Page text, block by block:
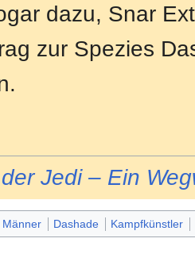
dazu, Snar
zur Spezies
Jedi – Ein
Männer Dashade Kampfkünstler